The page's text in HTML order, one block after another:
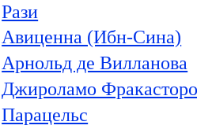
Рази
Авиценна (Ибн-Сина)
Арнольд де Вилланова
Джироламо
Парацельс